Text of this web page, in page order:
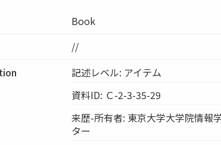
Book
//
記述レベル: アイテム
資料ID: Ｃ-2-3-35-29
来歴-所有者: 東京大学大学院情報
ター